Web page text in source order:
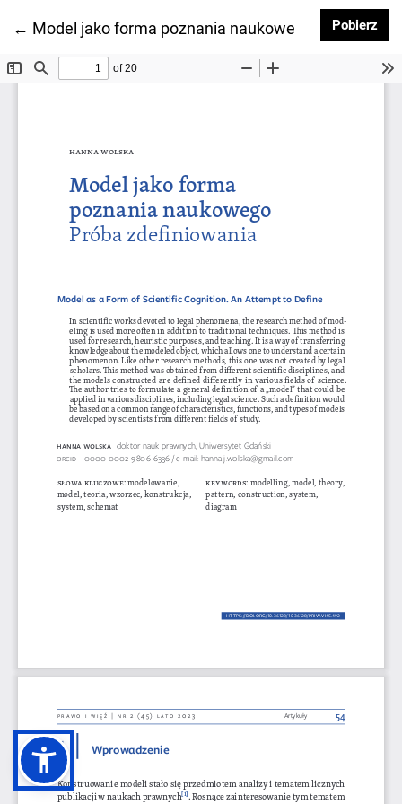
← Wróć do szczegółów artykułu
Model jako forma poznania naukowego Pobierz